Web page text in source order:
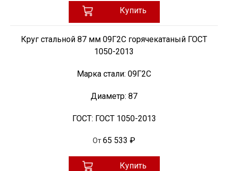
Купить
Круг стальной 87 мм 09Г2С горячекатаный ГОСТ
1050-2013
Марка стали: 09Г2С
Диаметр: 87
ГОСТ: ГОСТ 1050-2013
От65 533 ₽
Купить